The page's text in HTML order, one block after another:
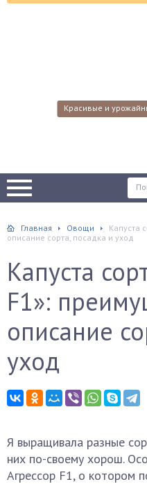
Красивые и
Главная Овощи
Капуста
описание сорта, посадка и уход
Капуста
F1»:
описание
уход
Я выращивала разные
них по-своему хорош.
Агрессор F1, о котором